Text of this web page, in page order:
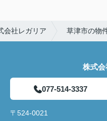
会社レガリア 草津市の物
株式
077-514-3337
〒524-0021